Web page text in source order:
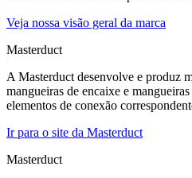
Veja nossa visão geral da marca
Masterduct
A Masterduct desenvolve e produz
mangueiras de encaixe e
elementos de conexão
Ir para o site da Masterduct
Masterduct